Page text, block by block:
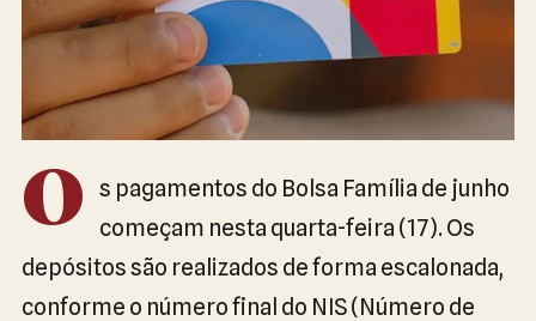
O
s pagamentos do Bolsa Família de junho
começam nesta quarta-feira (17). Os
depósitos são realizados de forma escalonada,
conforme o número final do NIS (Número de